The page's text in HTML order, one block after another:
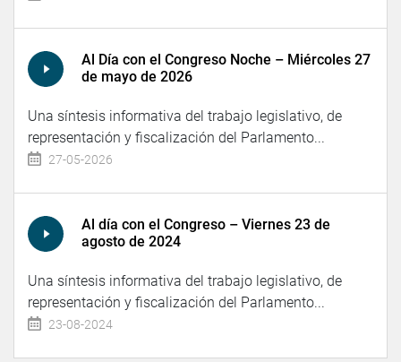
Al Día con el Congreso Noche – Miércoles 27
de mayo de 2026
Una síntesis informativa del trabajo legislativo, de
representación y fiscalización del Parlamento...
27-05-2026
Al día con el Congreso – Viernes 23 de
agosto de 2024
Una síntesis informativa del trabajo legislativo, de
representación y fiscalización del Parlamento...
23-08-2024